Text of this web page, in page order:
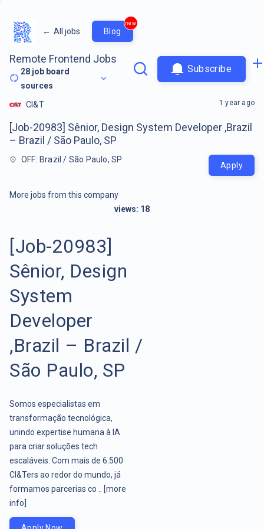
← All jobs Blog
new
Remote Frontend Jobs
28 job board
sources
Subscribe
CI&T
[Job-20983] Sênior, Design System Developer ,Brazil
– Brazil / São Paulo, SP
OFF: Brazil / São Paulo, SP
1 year ago
Apply
More jobs from this company
views: 18
[Job-20983]
Sênior, Design
System
Developer
,Brazil – Brazil /
São Paulo, SP
Somos especialistas em
transformação tecnológica,
unindo expertise humana à IA
para criar soluções tech
escaláveis. Com mais de 6.500
CI&Ters ao redor do mundo, já
formamos parcerias co ..
[more
info]